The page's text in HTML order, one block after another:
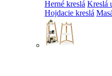
Herné kreslá Kreslá
Hojdacie kreslá